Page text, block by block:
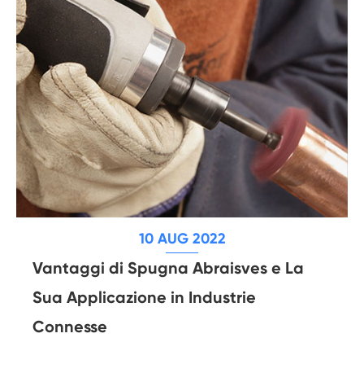
10 AUG 2022
Vantaggi di Spugna Abraisves e La
Sua Applicazione in Industrie
Connesse